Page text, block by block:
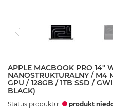
APPLE MACBOOK PRO 14"
NANOSTRUKTURALNY / M4
GPU / 128GB / 1TB SSD /
BLACK)
Status produktu:
produkt